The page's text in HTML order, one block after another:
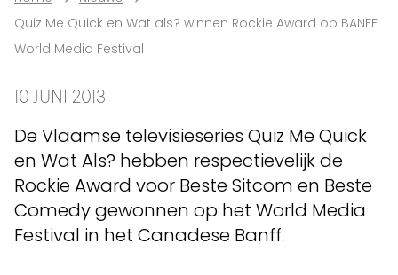
Quiz Me Quick en Wat als? winnen Rockie Award op BANFF
World Media Festival
10 JUNI 2013
De Vlaamse televisieseries Quiz Me Quick
en Wat Als? hebben respectievelijk de
Rockie Award voor Beste Sitcom en Beste
Comedy gewonnen op het World Media
Festival in het Canadese Banff.